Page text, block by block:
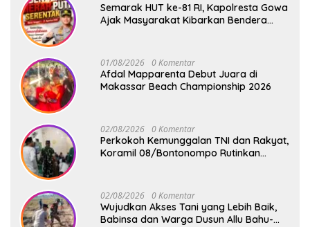
Semarak HUT ke-81 RI, Kapolresta Gowa
Ajak Masyarakat Kibarkan Bendera
01/08/2026 0 Komentar
Afdal Mapparenta Debut Juara di
Makassar Beach Championship 2026
02/08/2026 0 Komentar
Perkokoh Kemunggalan TNI dan Rakyat,
Koramil 08/Bontonompo Rutinkan
02/08/2026 0 Komentar
Wujudkan Akses Tani yang Lebih Baik,
Babinsa dan Warga Dusun Allu Bahu-